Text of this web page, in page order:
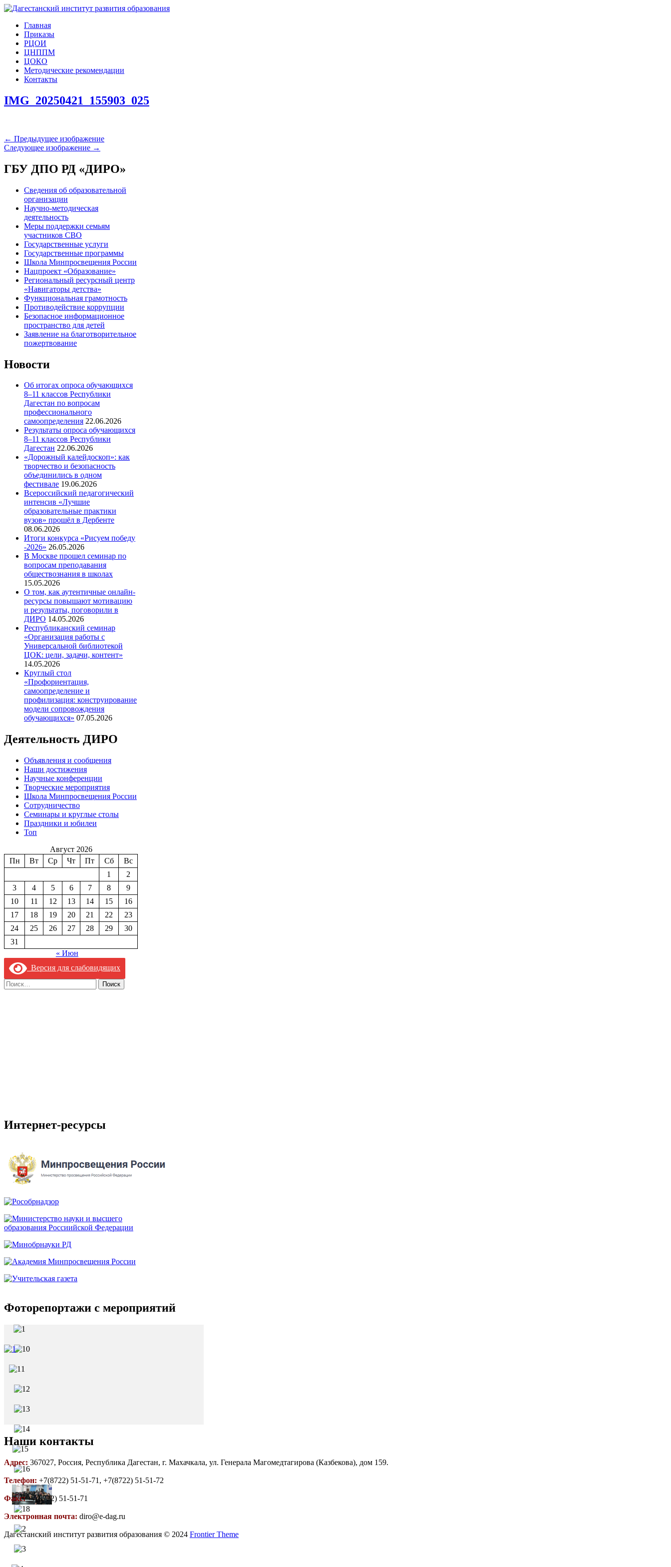
Главная
Приказы
РЦОИ
ЦНППМ
ЦОКО
Методические рекомендации
Контакты
IMG_20250421_155903_025
← Предыдущее изображение
Следующее изображение →
ГБУ ДПО РД «ДИРО»
Сведения об образовательной
организации
Научно-методическая
деятельность
Меры поддержки семьям
участников СВО
Государственные услуги
Государственные программы
Школа Минпросвещения России
Нацпроект «Образование»
Региональный ресурсный центр
«Навигаторы детства»
Функциональная грамотность
Противодействие коррупции
Безопасное информационное
пространство для детей
Заявление на благотворительное
пожертвование
Новости
Об итогах опроса обучающихся
8–11 классов Республики
Дагестан по вопросам
профессионального
самоопределения 22.06.2026
Результаты опроса обучающихся
8–11 классов Республики
Дагестан 22.06.2026
«Дорожный калейдоскоп»: как
творчество и безопасность
объединились в одном
фестивале 19.06.2026
Всероссийский педагогический
интенсив «Лучшие
образовательные практики
вузов» прошёл в Дербенте
08.06.2026
Итоги конкурса «Рисуем победу
-2026» 26.05.2026
В Москве прошел семинар по
вопросам преподавания
обществознания в школах
15.05.2026
О том, как аутентичные онлайн-
ресурсы повышают мотивацию
и результаты, поговорили в
ДИРО 14.05.2026
Республиканский семинар
«Организация работы с
Универсальной библиотекой
ЦОК: цели, задачи, контент»
14.05.2026
Круглый стол
«Профориентация,
самоопределение и
профилизация: конструирование
модели сопровождения
обучающихся» 07.05.2026
Деятельность ДИРО
Объявления и сообщения
Наши достижения
Научные конференции
Творческие мероприятия
Школа Минпросвещения России
Сотрудничество
Семинары и круглые столы
Праздники и юбилеи
Топ
Август 2026
Пн
Вт Ср Чт Пт Сб
Вс
1
2
3
4 5 6 7 8
9
10
11 12 13 14 15
16
17
18 19 20 21 22
23
24
25 26 27 28 29
30
31
« Июн
Версия для слабовидящих
Найти:
Интернет-ресурсы
Фоторепортажи с мероприятий
Наши контакты
Адрес: 367027, Россия, Республика Дагестан, г. Махачкала, ул. Генерала Магомедтагирова (Казбекова), дом 159.
Телефон: +7(8722) 51-51-71, +7(8722) 51-51-72
Факс:+7(8722) 51-51-71
Электронная почта: diro@e-dag.ru
Дагестанский институт развития образования © 2024 Frontier Theme